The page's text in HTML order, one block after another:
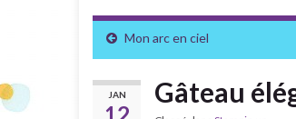
Mon arc en ciel
JAN Gâteau